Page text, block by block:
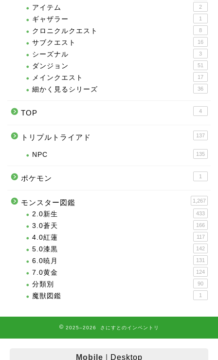
アイテム 2
ギャザラー 1
クロニクルクエスト 8
サブクエスト 16
シーズナル 3
ダンジョン 51
メインクエスト 17
細かく見るシリーズ 36
TOP 4
トリプルトライアド 137
NPC 135
ポケモン 1
モンスター図鑑 1,267
2.0新生 433
3.0蒼天 166
4.0紅蓮 117
5.0漆黒 142
6.0暁月 131
7.0黄金 124
分類別 90
魔獣図鑑 1
2025–2026 さにすとのインベントリ
Mobile Desktop